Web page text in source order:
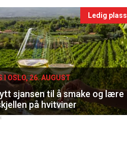
Ledig plass
I OSLO, 26. AUGUST
sjansen til å smake og lære
på hvitviner